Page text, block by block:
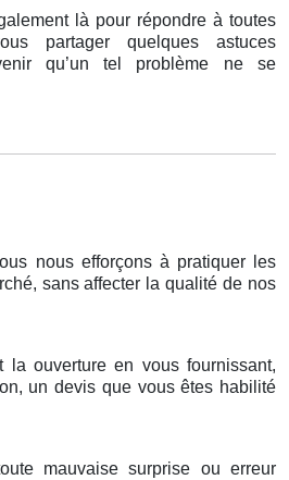
là pour répondre à toutes
partager quelques astuces
qu’un tel problème ne se
nous efforçons à pratiquer les
sans affecter la qualité de nos
la ouverture en vous fournissant,
un devis que vous êtes habilité
mauvaise surprise ou erreur